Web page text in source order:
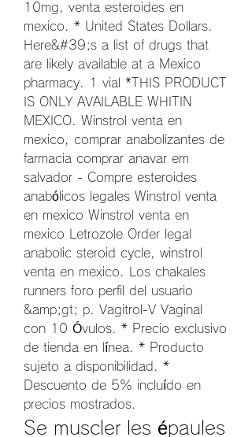
10mg, venta esteroides en
mexico. * United States Dollars.
Here&#39;s a list of drugs that
are likely available at a Mexico
pharmacy. 1 vial *THIS PRODUCT
IS ONLY AVAILABLE WHITIN
MEXICO. Winstrol venta en
mexico, comprar anabolizantes de
farmacia comprar anavar em
salvador - Compre esteroides
anabólicos legales Winstrol venta
en mexico Winstrol venta en
mexico Letrozole Order legal
anabolic steroid cycle, winstrol
venta en mexico. Los chakales
runners foro perfil del usuario
&amp;gt; p. Vagitrol-V Vaginal
con 10 Óvulos. * Precio exclusivo
de tienda en línea. * Producto
sujeto a disponibilidad. *
Descuento de 5% incluído en
precios mostrados.
Se muscler les épaules